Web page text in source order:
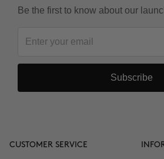
Be the first to know about our
Subscribe
CUSTOMER SERVICE